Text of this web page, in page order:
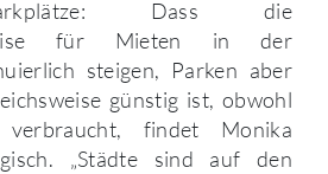
Dass die
für Mieten in der
steigen, Parken aber
günstig ist, obwohl
findet Monika
„Städte sind auf den